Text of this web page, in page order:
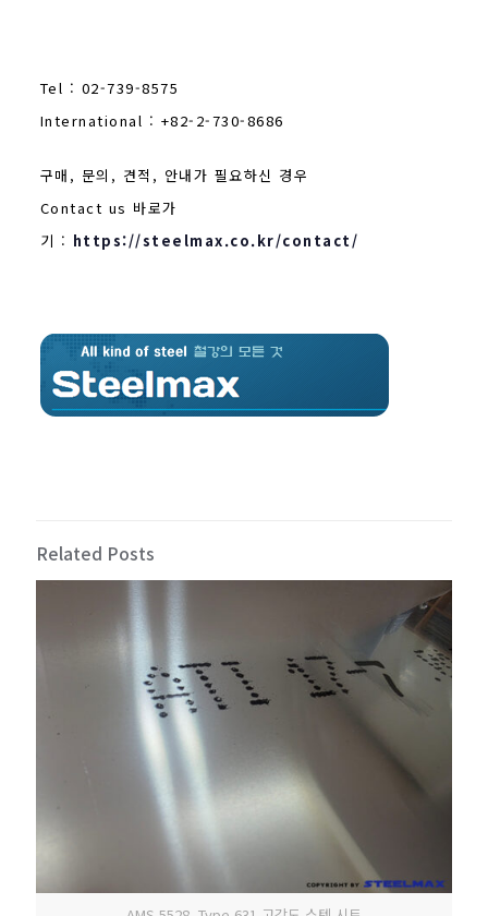
Tel : 02-739-8575
International : +82-2-730-8686
구매, 문의, 견적, 안내가 필요하신 경우
Contact us 바로가
기 : https://steelmax.co.kr/contact/
Related Posts